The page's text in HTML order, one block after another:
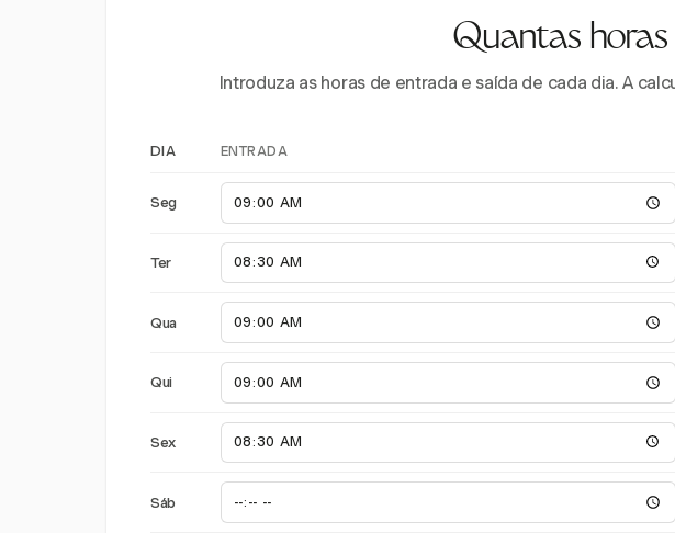
Quantas
Introduza as horas de entrada e saída de cada dia. A
DIA ENTRADA
Seg
Ter
Qua
Qui
Sex
Sáb